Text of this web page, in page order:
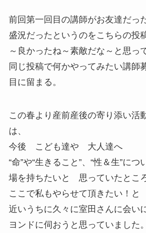
前回第一回目の講師がお友達だっ
盛況だったというのをこちらの投
～良かったね～素敵だな～と思っ
同じ投稿で何かやってみたい講師
目に留まる。
この春より産前産後の寄り添い活
は、
今後 こども達や 大人達へ
“命”や“生きること”、“性＆生”につ
場を持ちたいと 思っていたところ
ここで私もやらせて頂きたい！と
近いうちに久々に室田さんに会い
ヨンドに伺おうと思っていました。